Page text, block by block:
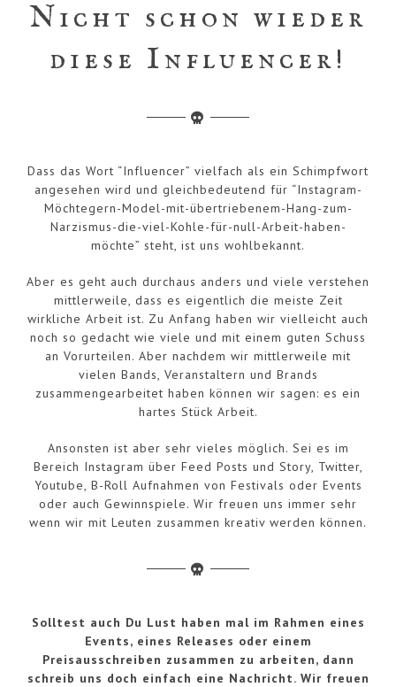
Nicht schon wieder
diese Influencer!
Dass das Wort “Influencer” vielfach als ein Schimpfwort
angesehen wird und gleichbedeutend für “Instagram-
Möchtegern-Model-mit-übertriebenem-Hang-zum-
Narzismus-die-viel-Kohle-für-null-Arbeit-haben-
möchte” steht, ist uns wohlbekannt.
Aber es geht auch durchaus anders und viele verstehen
mittlerweile, dass es eigentlich die meiste Zeit
wirkliche Arbeit ist. Zu Anfang haben wir vielleicht auch
noch so gedacht wie viele und mit einem guten Schuss
an Vorurteilen. Aber nachdem wir mittlerweile mit
vielen Bands, Veranstaltern und Brands
zusammengearbeitet haben können wir sagen: es ein
hartes Stück Arbeit.
Ansonsten ist aber sehr vieles möglich. Sei es im
Bereich Instagram über Feed Posts und Story, Twitter,
Youtube, B-Roll Aufnahmen von Festivals oder Events
oder auch Gewinnspiele. Wir freuen uns immer sehr
wenn wir mit Leuten zusammen kreativ werden können.
Solltest auch Du Lust haben mal im Rahmen eines
Events, eines Releases oder einem
Preisausschreiben zusammen zu arbeiten, dann
schreib uns doch einfach eine Nachricht. Wir freuen